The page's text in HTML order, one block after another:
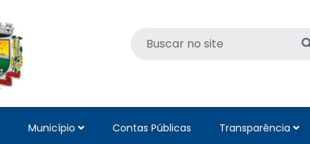
Município Contas Públicas Transparência